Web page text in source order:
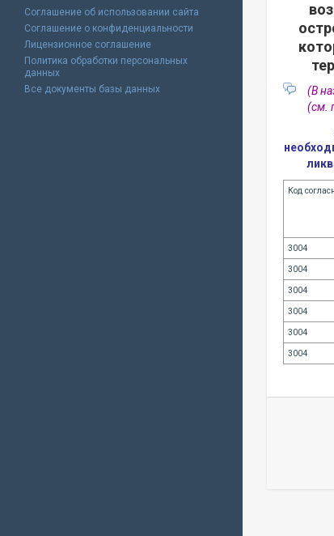
Соглашение об использовании сайта
Соглашение о конфиденциальности
Лицензионное соглашение
Политика обработки персональных
данных
Все документы базы данных
(В
(см.
Код
3004
3004
3004
3004
3004
3004